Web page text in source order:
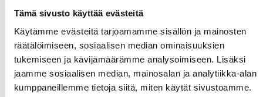
Tämä sivusto käyttää evästeitä
Käytämme evästeitä tarjoamamme sisällön ja mainosten
räätälöimiseen, sosiaalisen median ominaisuuksien
tukemiseen ja kävijämäärämme analysoimiseen. Lisäksi
jaamme sosiaalisen median, mainosalan ja analytiikka-alan
kumppaneillemme tietoja siitä, miten käytät sivustoamme.